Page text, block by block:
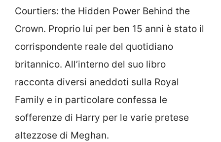
Courtiers: the Hidden Power Behind the
Crown. Proprio lui per ben 15 anni è stato il
corrispondente reale del quotidiano
britannico. All’interno del suo libro
racconta diversi aneddoti sulla Royal
Family e in particolare confessa le
sofferenze di Harry per le varie pretese
altezzose di Meghan.